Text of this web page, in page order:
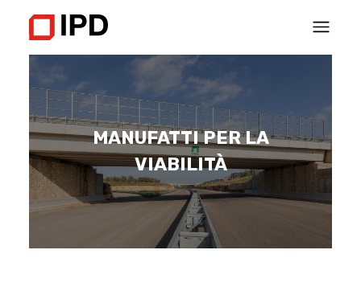
MANUFATTI PER LA
VIABILITÀ